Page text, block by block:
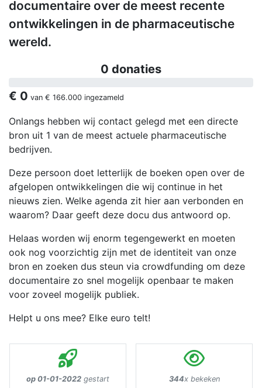
documentaire over de meest recente
ontwikkelingen in de pharmaceutische
wereld.
0 donaties
€ 0 van € 166.000 ingezameld
Onlangs hebben wij contact gelegd met een directe
bron uit 1 van de meest actuele pharmaceutische
bedrijven.
Deze persoon doet letterlijk de boeken open over de
afgelopen ontwikkelingen die wij continue in het
nieuws zien. Welke agenda zit hier aan verbonden en
waarom? Daar geeft deze docu dus antwoord op.
Helaas worden wij enorm tegengewerkt en moeten
ook nog voorzichtig zijn met de identiteit van onze
bron en zoeken dus steun via crowdfunding om deze
documentaire zo snel mogelijk openbaar te maken
voor zoveel mogelijk publiek.
Helpt u ons mee? Elke euro telt!
op 01-01-2022 gestart 344x bekeken